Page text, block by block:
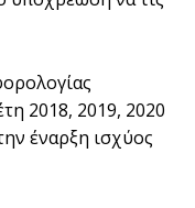
2018, 2019, 2020
έναρξη ισχύος